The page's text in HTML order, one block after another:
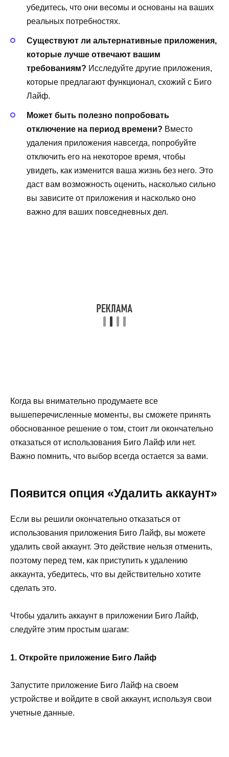
убедитесь, что они весомы и основаны на ваших
реальных потребностях.
Существуют ли альтернативные приложения,
которые лучше отвечают вашим
требованиям? Исследуйте другие приложения,
которые предлагают функционал, схожий с Биго
Лайф.
Может быть полезно попробовать
отключение на период времени? Вместо
удаления приложения навсегда, попробуйте
отключить его на некоторое время, чтобы
увидеть, как изменится ваша жизнь без него. Это
даст вам возможность оценить, насколько сильно
вы зависите от приложения и насколько оно
важно для ваших повседневных дел.
Когда вы внимательно продумаете все
вышеперечисленные моменты, вы сможете принять
обоснованное решение о том, стоит ли окончательно
отказаться от использования Биго Лайф или нет.
Важно помнить, что выбор всегда остается за вами.
Появится опция «Удалить аккаунт»
Если вы решили окончательно отказаться от
использования приложения Биго Лайф, вы можете
удалить свой аккаунт. Это действие нельзя отменить,
поэтому перед тем, как приступить к удалению
аккаунта, убедитесь, что вы действительно хотите
сделать это.
Чтобы удалить аккаунт в приложении Биго Лайф,
следуйте этим простым шагам:
1. Откройте приложение Биго Лайф
Запустите приложение Биго Лайф на своем
устройстве и войдите в свой аккаунт, используя свои
учетные данные.